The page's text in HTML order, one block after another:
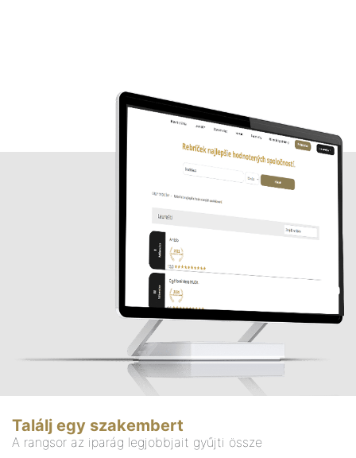
Találj egy szakembert
A rangsor az iparág legjobbjait gyűjti össze